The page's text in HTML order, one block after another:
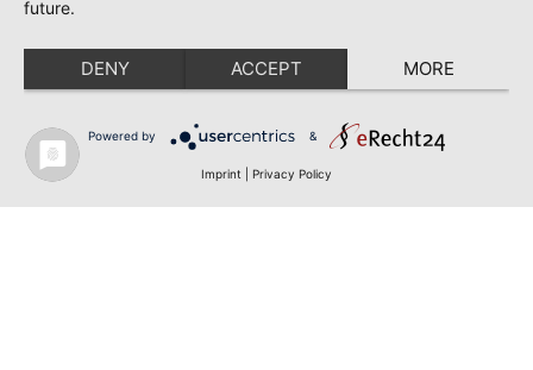
future.
DENY ACCEPT MORE
Powered by &
Imprint Privacy Policy